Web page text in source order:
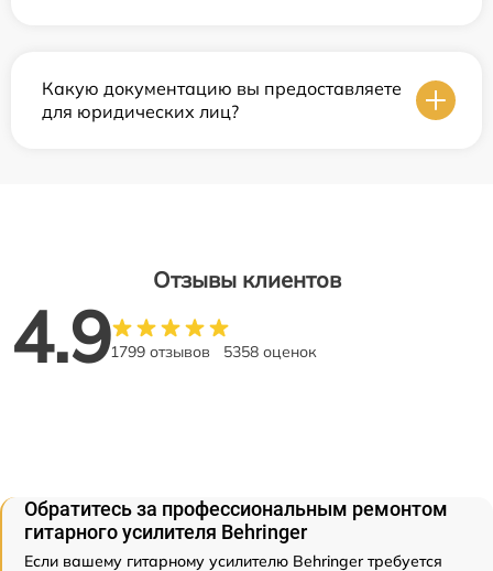
Какую документацию вы предоставляете
для юридических лиц?
Отзывы клиентов
4.91799 отзывов 5358 оценок
Обратитесь за профессиональным ремонтом
гитарного усилителя Behringer
Если вашему гитарному усилителю Behringer требуется